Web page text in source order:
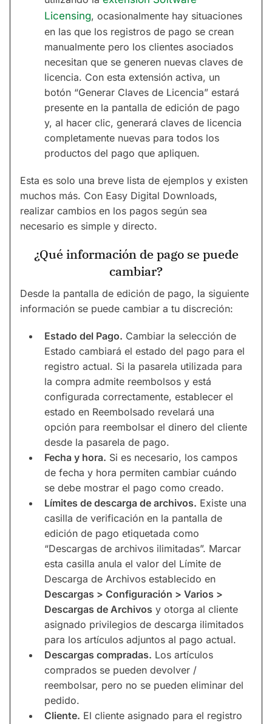
Licensing, ocasionalmente hay situaciones
en las que los registros de pago se crean
manualmente pero los clientes asociados
necesitan que se generen nuevas claves de
licencia. Con esta extensión activa, un
botón “Generar Claves de Licencia” estará
presente en la pantalla de edición de pago
y, al hacer clic, generará claves de licencia
completamente nuevas para todos los
productos del pago que apliquen.
Esta es solo una breve lista de ejemplos y existen
muchos más. Con Easy Digital Downloads,
realizar cambios en los pagos según sea
necesario es simple y directo.
¿Qué información de pago se puede
cambiar?
Desde la pantalla de edición de pago, la siguiente
información se puede cambiar a tu discreción:
Estado del Pago. Cambiar la selección de
Estado cambiará el estado del pago para el
registro actual. Si la pasarela utilizada para
la compra admite reembolsos y está
configurada correctamente, establecer el
estado en Reembolsado revelará una
opción para reembolsar el dinero del cliente
desde la pasarela de pago.
Fecha y hora. Si es necesario, los campos
de fecha y hora permiten cambiar cuándo
se debe mostrar el pago como creado.
Límites de descarga de archivos. Existe una
casilla de verificación en la pantalla de
edición de pago etiquetada como
“Descargas de archivos ilimitadas”. Marcar
esta casilla anula el valor del Límite de
Descarga de Archivos establecido en
Descargas > Configuración > Varios >
Descargas de Archivos y otorga al cliente
asignado privilegios de descarga ilimitados
para los artículos adjuntos al pago actual.
Descargas compradas. Los artículos
comprados se pueden devolver /
reembolsar, pero no se pueden eliminar del
pedido.
Cliente. El cliente asignado para el registro